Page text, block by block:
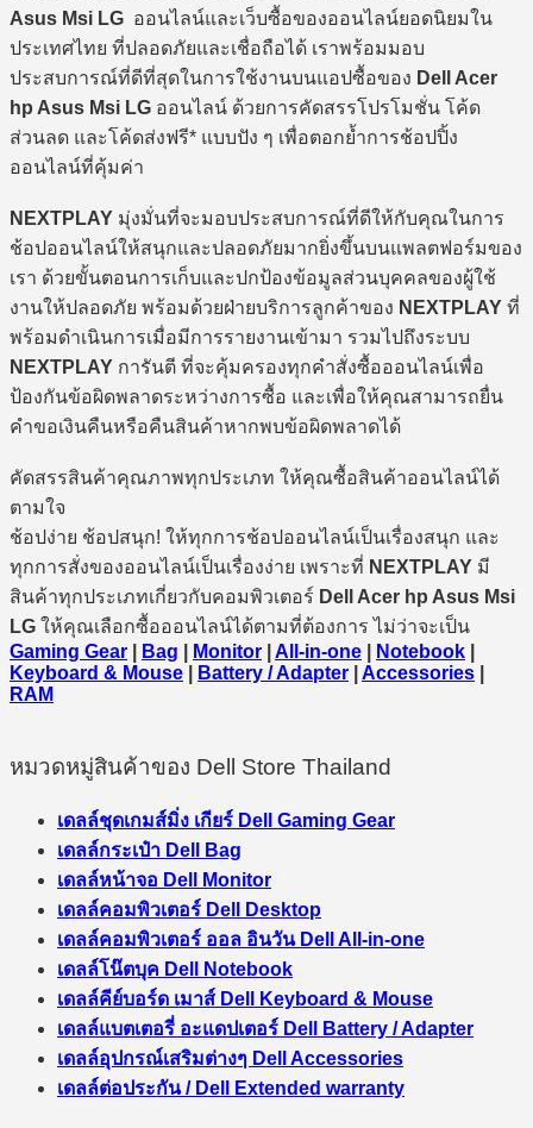
Asus Msi LG ออนไลน์และเว็บซื้อของออนไลน์ยอดนิยมใน
ประเทศไทย ที่ปลอดภัยและเชื่อถือได้ เราพร้อมมอบ
ประสบการณ์ที่ดีที่สุดในการใช้งานบนแอปซื้อของ Dell Acer
hp Asus Msi LG ออนไลน์ ด้วยการคัดสรรโปรโมชั่น โค้ด
ส่วนลด และโค้ดส่งฟรี* แบบปัง ๆ เพื่อตอกย้ำการช้อปปิ้ง
ออนไลน์ที่คุ้มค่า
NEXTPLAY มุ่งมั่นที่จะมอบประสบการณ์ที่ดีให้กับคุณในการ
ช้อปออนไลน์ให้สนุกและปลอดภัยมากยิ่งขึ้นบนแพลตฟอร์มของ
เรา ด้วยขั้นตอนการเก็บและปกป้องข้อมูลส่วนบุคคลของผู้ใช้
งานให้ปลอดภัย พร้อมด้วยฝ่ายบริการลูกค้าของ NEXTPLAY ที่
พร้อมดำเนินการเมื่อมีการรายงานเข้ามา รวมไปถึงระบบ
NEXTPLAY การันตี ที่จะคุ้มครองทุกคำสั่งซื้อออนไลน์เพื่อ
ป้องกันข้อผิดพลาดระหว่างการซื้อ และเพื่อให้คุณสามารถยื่น
คำขอเงินคืนหรือคืนสินค้าหากพบข้อผิดพลาดได้
คัดสรรสินค้าคุณภาพทุกประเภท ให้คุณซื้อสินค้าออนไลน์ได้
ตามใจ
ช้อปง่าย ช้อปสนุก! ให้ทุกการช้อปออนไลน์เป็นเรื่องสนุก และ
ทุกการสั่งของออนไลน์เป็นเรื่องง่าย เพราะที่ NEXTPLAY มี
สินค้าทุกประเภทเกี่ยวกับคอมพิวเตอร์ Dell Acer hp Asus Msi
LG ให้คุณเลือกซื้อออนไลน์ได้ตามที่ต้องการ ไม่ว่าจะเป็น
Gaming Gear
Bag Monitor All-in-one Notebook
Keyboard & Mouse
Battery / Adapter Accessories
RAM
หมวดหมู่สินค้าของ Dell Store Thailand
เดลล์ชุดเกมส์มิ่ง เกียร์ Dell Gaming Gear
เดลล์กระเป๋า Dell Bag
เดลล์หน้าจอ Dell Monitor
เดลล์คอมพิวเตอร์ Dell Desktop
เดลล์คอมพิวเตอร์ ออล อินวัน Dell All-in-one
เดลล์โน๊ตบุค Dell Notebook
เดลล์คีย์บอร์ด เมาส์ Dell Keyboard & Mouse
เดลล์แบตเตอรี่ อะแดปเตอร์ Dell Battery / Adapter
เดลล์อุปกรณ์เสริมต่างๆ Dell Accessories
เดลล์ต่อประกัน / Dell Extended warranty